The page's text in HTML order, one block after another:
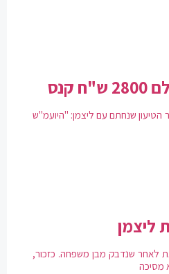
שנחתם עם ליצמן: "היועמ"ש
ליצמן
לאחר שנדבק מבן משפחה. כזכור,
מסיכה